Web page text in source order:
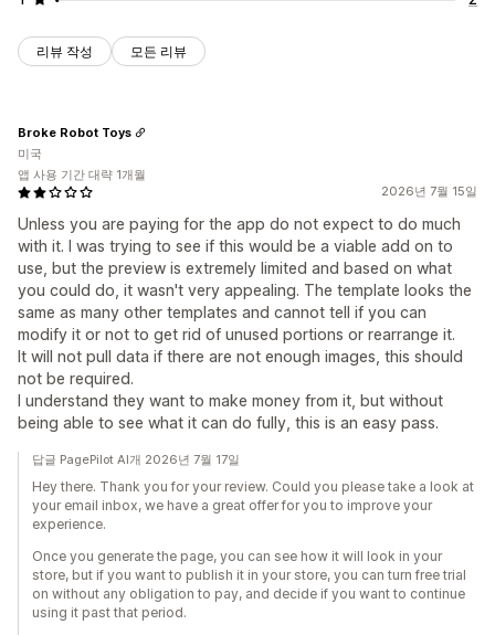
리뷰 작성 모든 리뷰
2026년 7월 15일
Unless you are paying for the app do not expect to do much
with it. I was trying to see if this would be a viable add on to
use, but the preview is extremely limited and based on what
you could do, it wasn't very appealing. The template looks the
same as many other templates and cannot tell if you can
modify it or not to get rid of unused portions or rearrange it.
It will not pull data if there are not enough images, this should
not be required.
I understand they want to make money from it, but without
being able to see what it can do fully, this is an easy pass.
Broke Robot Toys
미국
앱 사용 기간 대략 1개월
답글 PagePilot AI개 2026년 7월 17일
Hey there. Thank you for your review. Could you please take a look at
your email inbox, we have a great offer for you to improve your
experience.
Once you generate the page, you can see how it will look in your
store, but if you want to publish it in your store, you can turn free trial
on without any obligation to pay, and decide if you want to continue
using it past that period.